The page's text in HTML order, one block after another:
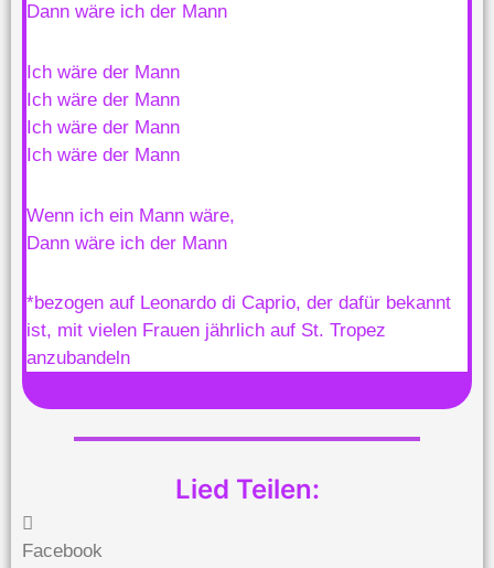
Dann wäre ich der Mann
Ich wäre der Mann
Ich wäre der Mann
Ich wäre der Mann
Ich wäre der Mann
Wenn ich ein Mann wäre,
Dann wäre ich der Mann
*bezogen auf Leonardo di Caprio, der dafür bekannt
ist, mit vielen Frauen jährlich auf St. Tropez
anzubandeln
Lied Teilen:
Facebook